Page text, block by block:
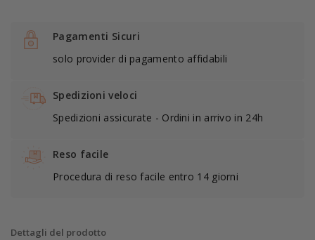
Pagamenti Sicuri
solo provider di pagamento affidabili
Spedizioni veloci
Spedizioni assicurate - Ordini in arrivo in 24h
Reso facile
Procedura di reso facile entro 14 giorni
Dettagli del prodotto